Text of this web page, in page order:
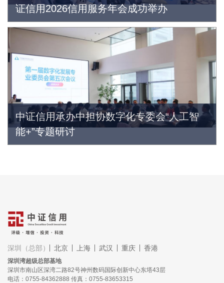
证信用2026信用服务年会成功举办
中证信用承办中担协数字化专委会“人工智
能+”专题研讨
深圳（总部） 北京 上海 武汉 重庆 香港
深圳湾超级总部基地
深圳市南山区深湾二路82号神州数码国际创新中心东塔43层
电话：0755-84362888 传真：0755-83653315